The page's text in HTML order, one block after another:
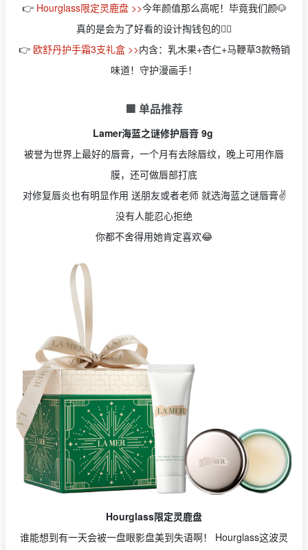
👉 Hourglass限定灵鹿盘 >>今年颜值那么高呢！毕竟我们颜🐶
真的是会为了好看的设计掏钱包的🙋‍♂️
👉 欧舒丹护手霜3支礼盒 >>内含：乳木果+杏仁+马鞭草3款畅销
味道！守护漫画手！
🟩 单品推荐
Lamer海蓝之谜修护唇膏 9g
被誉为世界上最好的唇膏，一个月有去除唇纹，晚上可用作唇
膜，还可做唇部打底
对修复唇炎也有明显作用 送朋友或者老师 就选海蓝之谜唇膏✌️
没有人能忍心拒绝
你都不舍得用她肯定喜欢😂
Hourglass限定灵鹿盘
谁能想到有一天会被一盘眼影盘美到失语啊！ Hourglass这波灵